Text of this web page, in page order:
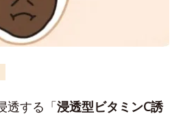
透する「浸透型ビタミンC誘